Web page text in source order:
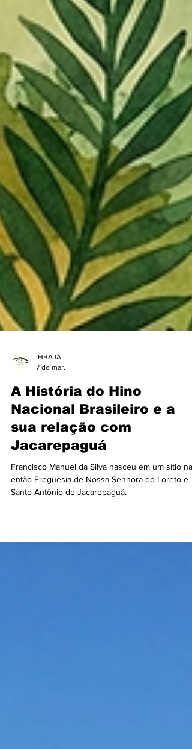
IHBAJA
7 de mar.
A História do Hino
Nacional Brasileiro e a
sua relação com
Jacarepaguá
Francisco Manuel da Silva nasceu em um sítio na